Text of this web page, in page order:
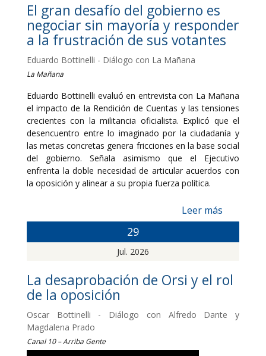
El gran desafío del gobierno es
negociar sin mayoría y responder
a la frustración de sus votantes
Eduardo Bottinelli - Diálogo con La Mañana
La Mañana
Eduardo Bottinelli evaluó en entrevista con La Mañana
el impacto de la Rendición de Cuentas y las tensiones
crecientes con la militancia oficialista. Explicó que el
desencuentro entre lo imaginado por la ciudadanía y
las metas concretas genera fricciones en la base social
del gobierno. Señala asimismo que el Ejecutivo
enfrenta la doble necesidad de articular acuerdos con
la oposición y alinear a su propia fuerza política.
Leer más
29
Jul. 2026
La desaprobación de Orsi y el rol
de la oposición
Oscar Bottinelli - Diálogo con Alfredo Dante y
Magdalena Prado
Canal 10 – Arriba Gente